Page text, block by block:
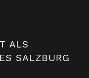
ALS
SALZBURG